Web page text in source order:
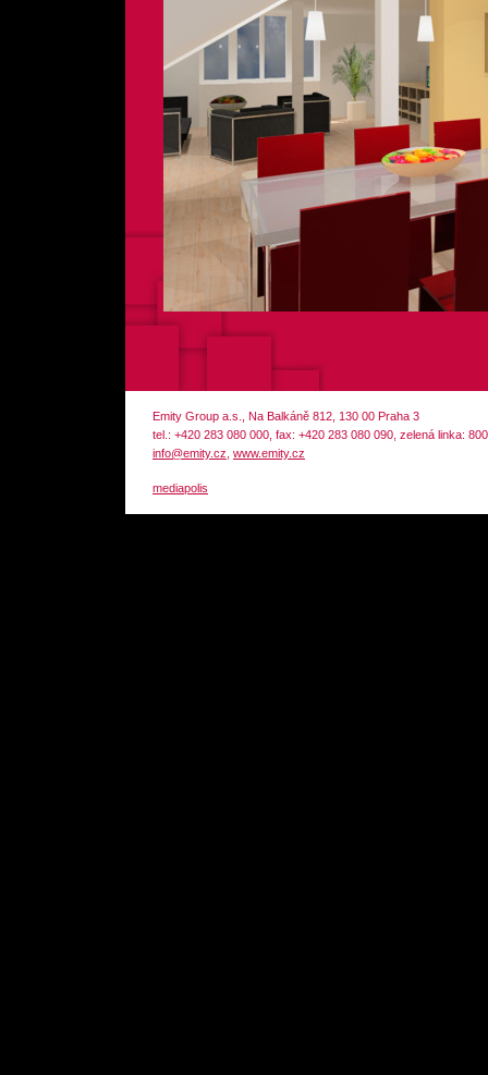
Emity Group a.s., Na Balkáně 812, 130 00 Praha 3
tel.: +420 283 080 000, fax: +420 283 080 090, zelená linka:
info@emity.cz www.emity.cz
mediapolis